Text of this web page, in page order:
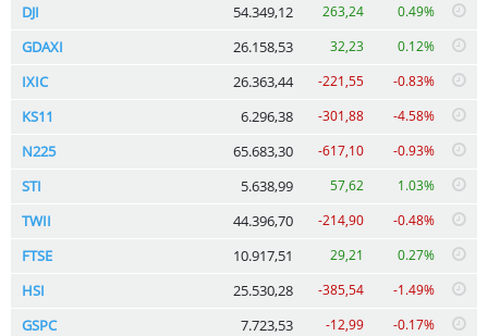
DJI 54.349,12 263,24 0.49%
GDAXI 26.158,53 32,23 0.12%
IXIC 26.363,44 -221,55 -0.83%
KS11 6.296,38 -301,88 -4.58%
N225 65.683,30 -617,10 -0.93%
STI 5.638,99 57,62 1.03%
TWII 44.396,70 -214,90 -0.48%
FTSE 10.917,51 29,21 0.27%
HSI 25.530,28 -385,54 -1.49%
GSPC 7.723,53 -12,99 -0.17%